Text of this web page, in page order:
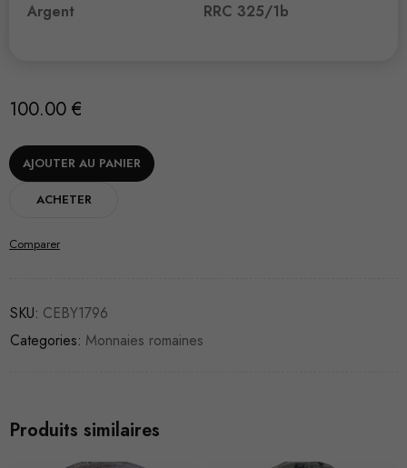
Argent
RRC 325/1b
100.00 €
AJOUTER AU PANIER
ACHETER
Comparer
SKU: CEBY1796
Categories: Monnaies romaines
Produits similaires